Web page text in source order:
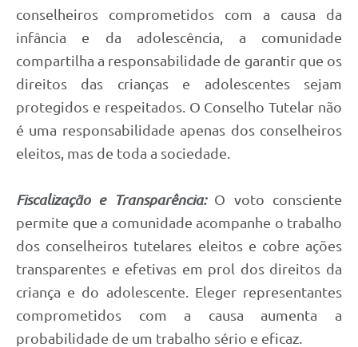
conselheiros comprometidos com a causa da
infância e da adolescência, a comunidade
compartilha a responsabilidade de garantir que os
direitos das crianças e adolescentes sejam
protegidos e respeitados. O Conselho Tutelar não
é uma responsabilidade apenas dos conselheiros
eleitos, mas de toda a sociedade.
Fiscalização e Transparência:O voto consciente
permite que a comunidade acompanhe o trabalho
dos conselheiros tutelares eleitos e cobre ações
transparentes e efetivas em prol dos direitos da
criança e do adolescente. Eleger representantes
comprometidos com a causa aumenta a
probabilidade de um trabalho sério e eficaz.